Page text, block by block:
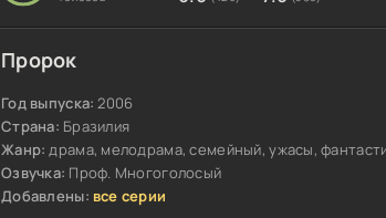
Пророк
Год выпуска: 2006
Страна: Бразилия
Жанр: драма, мелодрама, семейный, ужасы,
Озвучка: Проф. Многоголосый
Добавлены: все серии